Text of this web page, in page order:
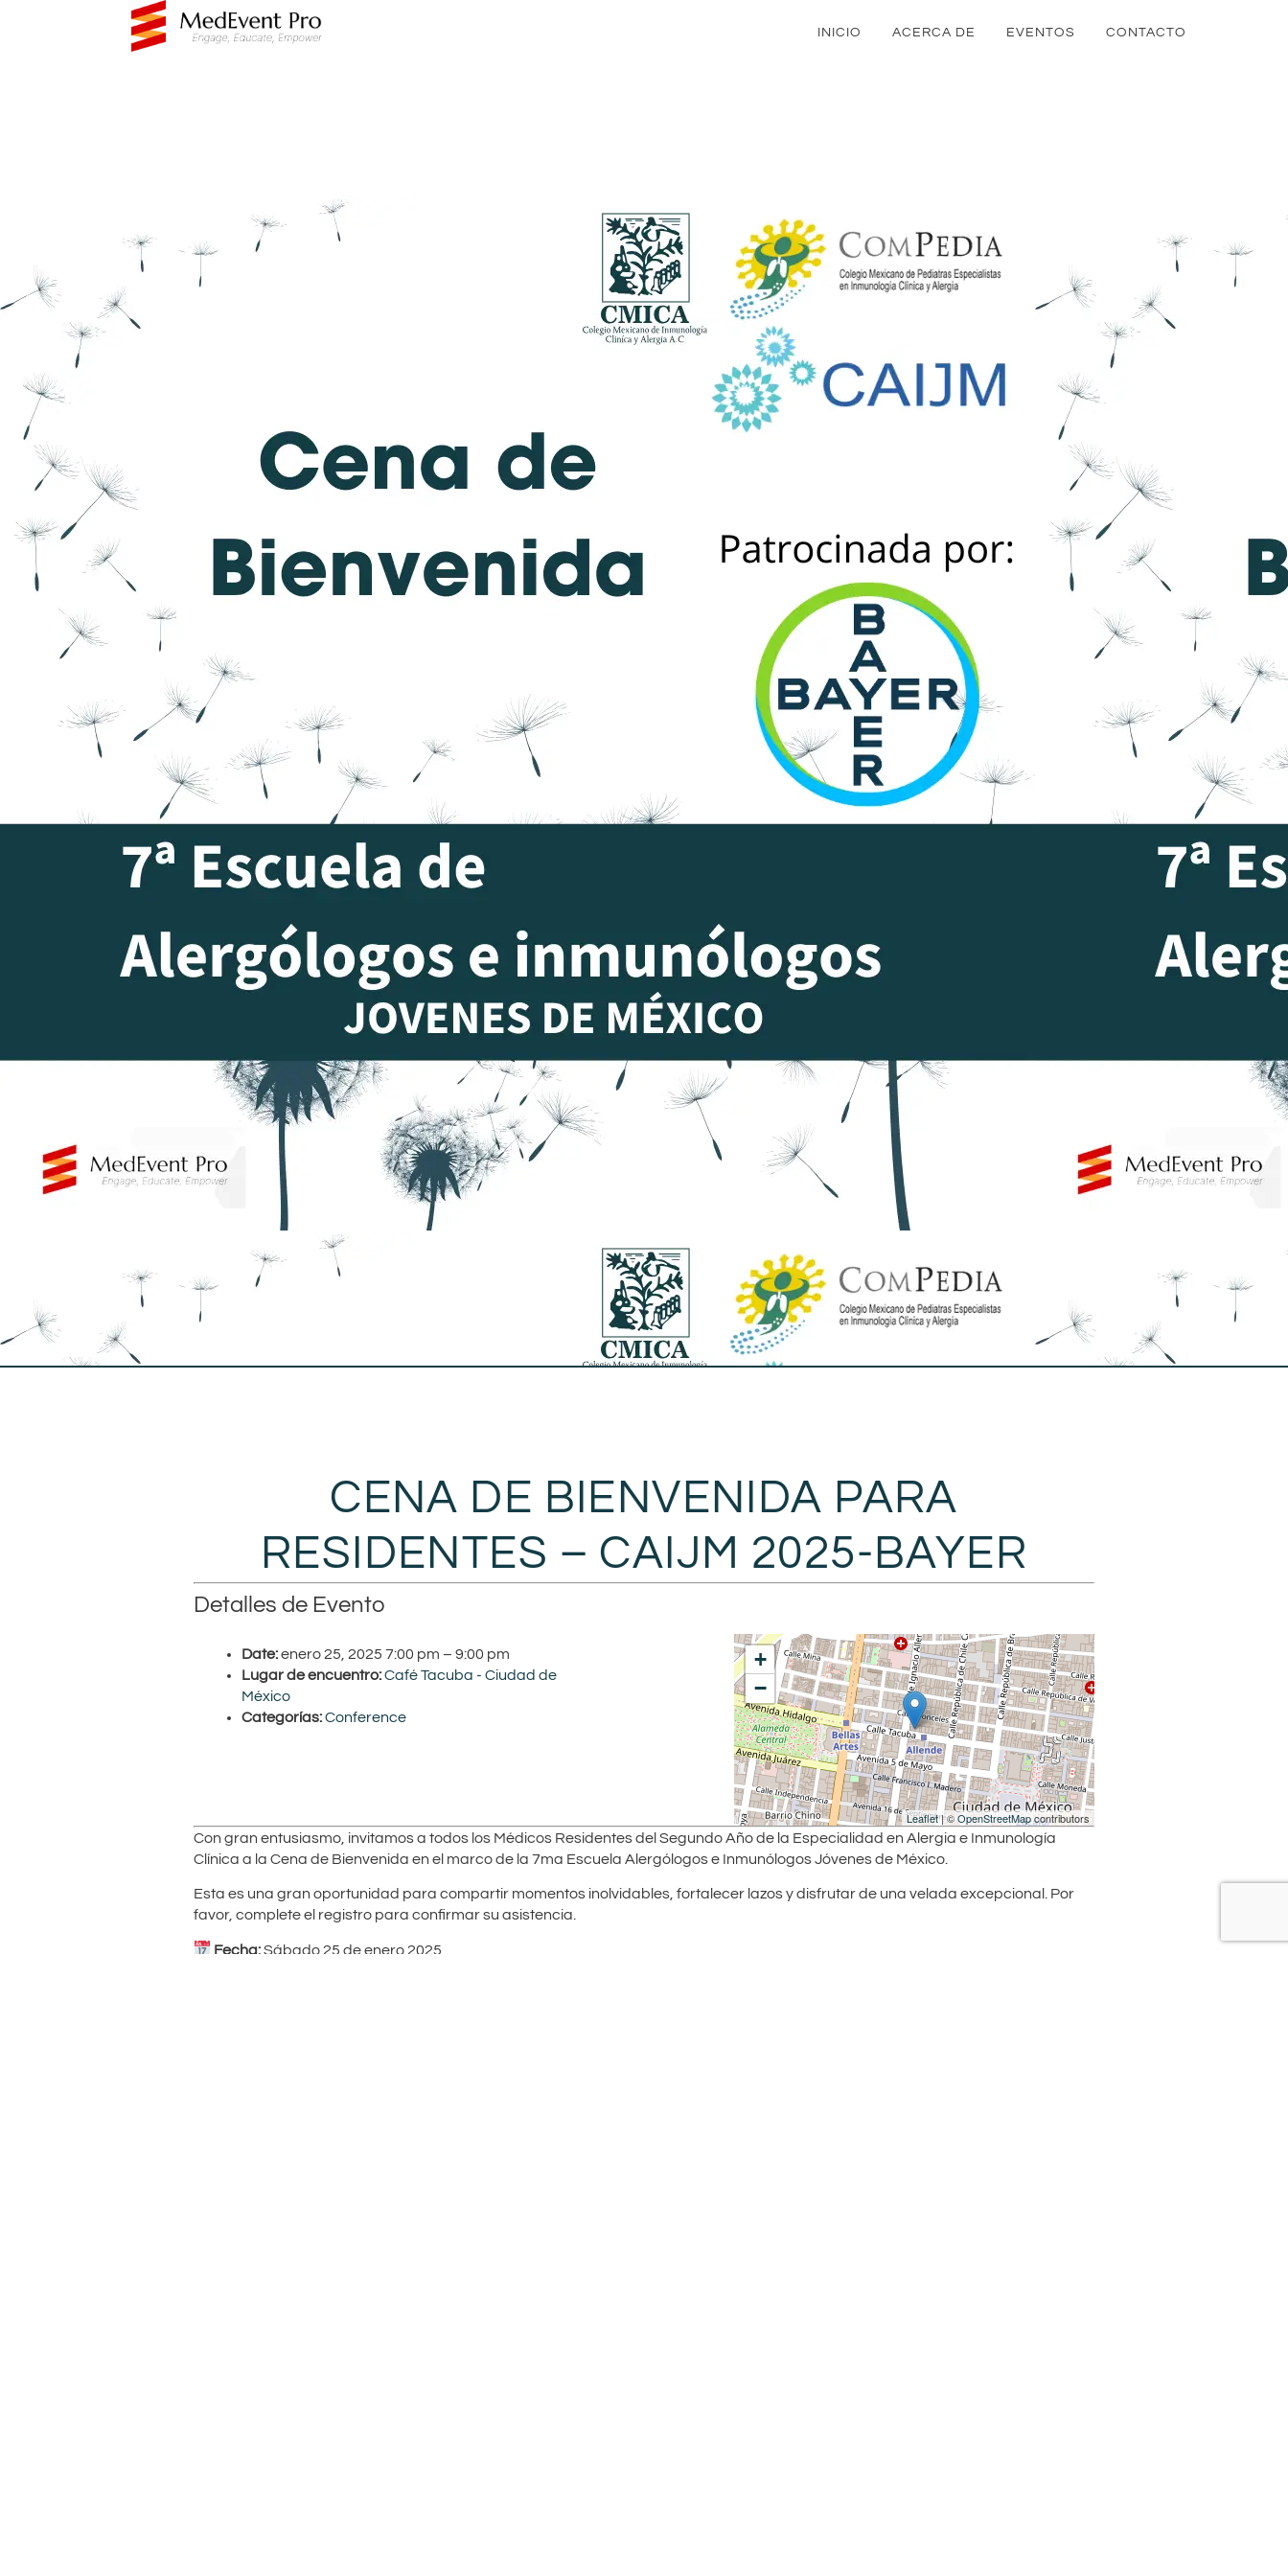
INICIO ACERCA DE EVENTOS CONTACTO
CENA DE BIENVENIDA PARA
RESIDENTES – CAIJM 2025-BAYER
Detalles de Evento
Date: enero 25, 2025 7:00 pm – 9:00 pm
Lugar de encuentro: Café Tacuba - Ciudad de
México
Categorías: Conference
+
−
Leaflet| ©OpenStreetMapcontributors
Con gran entusiasmo, invitamos a todos los Médicos Residentes del Segundo Año de la Especialidad en Alergia e Inmunología
Clínica a la Cena de Bienvenida en el marco de la 7ma Escuela Alergólogos e Inmunólogos Jóvenes de México.
Esta es una gran oportunidad para compartir momentos inolvidables, fortalecer lazos y disfrutar de una velada excepcional. Por
favor, complete el registro para confirmar su asistencia.
Fecha:Sábado 25 de enero 2025